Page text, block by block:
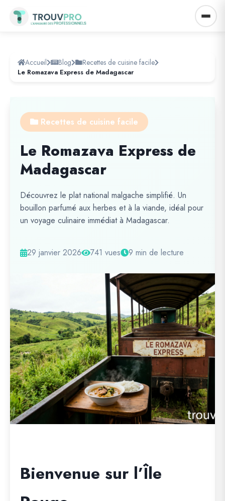
Accueil Blog Recettes de cuisine facile
Le Romazava Express de Madagascar
Recettes de cuisine facile
Le Romazava Express de
Madagascar
Découvrez le plat national malgache simplifié. Un
bouillon parfumé aux herbes et à la viande, idéal pour
un voyage culinaire immédiat à Madagascar.
29 janvier 2026 741 vues 9 min de lecture
Bienvenue sur l’Île